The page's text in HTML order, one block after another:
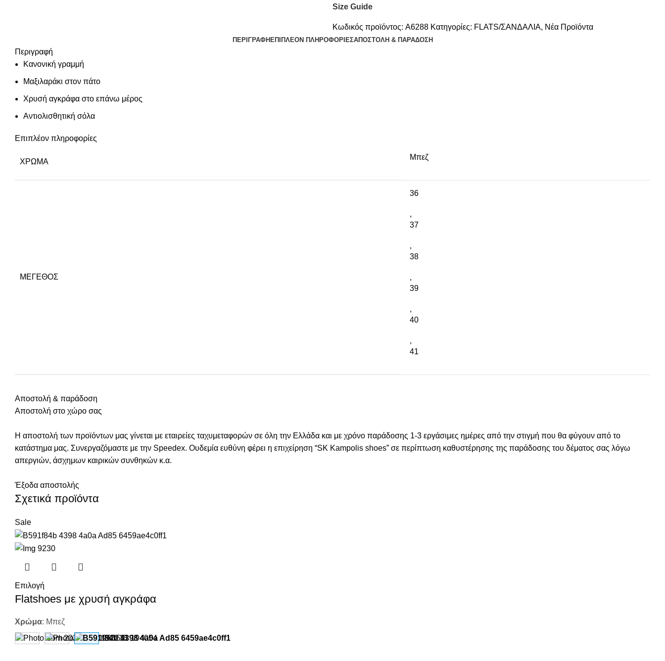
Size Guide
Κωδικός προϊόντος: A6288 Κατηγορίες: FLATS/ΣΑΝΔΑΛΙΑ, Νέα Προϊόντα
ΠΕΡΙΓΡΑΦΉ ΕΠΙΠΛΈΟΝ ΠΛΗΡΟΦΟΡΊΕΣΑΠΟΣΤΟΛΉ & ΠΑΡΆΔΟΣΗ
Περιγραφή
Κανονική γραμμή
Μαξιλαράκι στον πάτο
Χρυσή αγκράφα στο επάνω μέρος
Αντιολισθητική σόλα
Επιπλέον πληροφορίες
ΧΡΏΜΑ
Μπεζ
ΜΈΓΕΘΟΣ
36
,
37
,
38
,
39
,
40
,
41
Αποστολή & παράδοση
Αποστολή στο χώρο σας
Η αποστολή των προϊόντων μας γίνεται με εταιρείες ταχυμεταφορών σε όλη την Ελλάδα και με χρόνο παράδοσης 1-3 εργάσιμες ημέρες από την στιγμή που θα φύγουν από το
κατάστημα μας. Συνεργαζόμαστε με την Speedex. Oυδεμία ευθύνη φέρει η επιχείρηση “SK Kampolis shoes” σε περίπτωση καθυστέρησης της παράδοσης του δέματος σας λόγω
απεργιών, άσχημων καιρικών συνθηκών κ.α.
Έξοδα αποστολής
Σχετικά προϊόντα
Sale
Επιλογή
Flatshoes με χρυσή αγκράφα
Χρώμα: Μπεζ